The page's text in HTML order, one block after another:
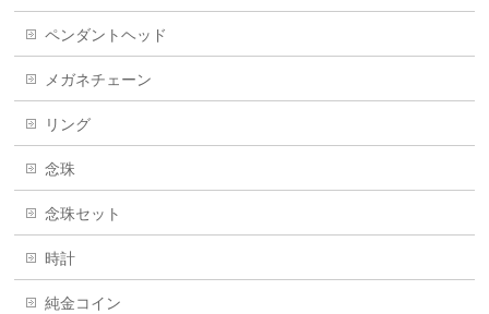
ペンダントヘッド
メガネチェーン
リング
念珠
念珠セット
時計
純金コイン